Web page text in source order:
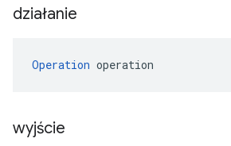
działanie
Operation operation
wyjście